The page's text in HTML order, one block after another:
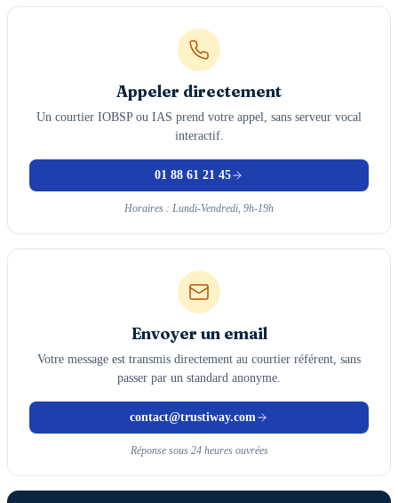
Appeler directement
Un courtier IOBSP ou IAS prend votre appel, sans serveur vocal
interactif.
01 88 61 21 45
Horaires : Lundi-Vendredi, 9h-19h
Envoyer un email
Votre message est transmis directement au courtier référent, sans
passer par un standard anonyme.
contact@trustiway.com
Réponse sous 24 heures ouvrées